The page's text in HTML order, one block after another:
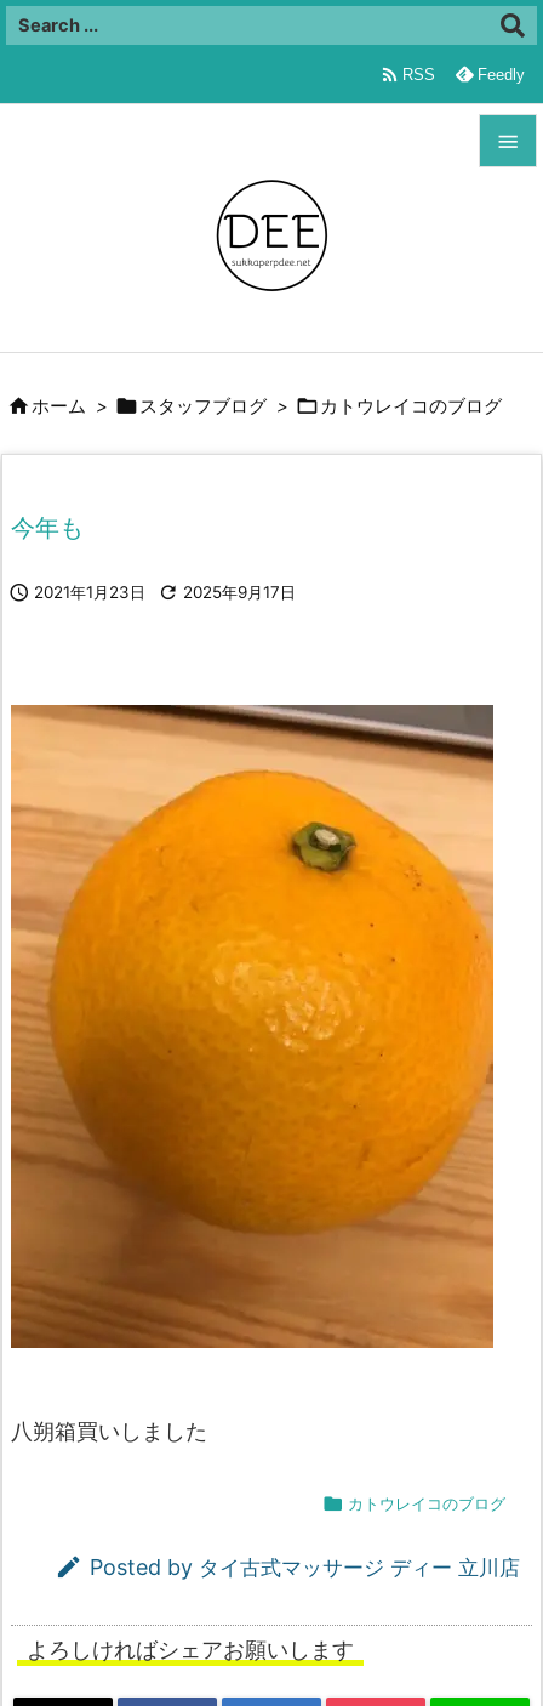

前へ


 RSS Feedly
ホーム > スタッフブログ >  カトウレイコのブログ
今年も
 2021年1月23日  2025年9月17日
八朔箱買いしました
 カトウレイコのブログ
 Posted by タイ古式マッサージ ディー 立川店
よろしければシェアお願いします